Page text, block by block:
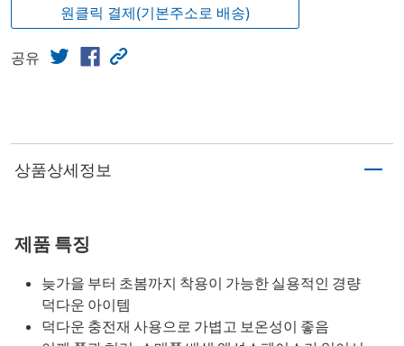
원클릭 결제(기본주소로 배송)
공유
상품상세정보
제품 특징
늦가을 부터 초봄까지 착용이 가능한 실용적인 경량
덕다운 아이템
덕다운 충전재 사용으로 가볍고 보온성이 좋음